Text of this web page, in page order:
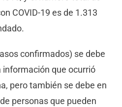
COVID-19 es de 1.313
confirmados) se debe
información que ocurrió
pero también se debe en
personas que pueden